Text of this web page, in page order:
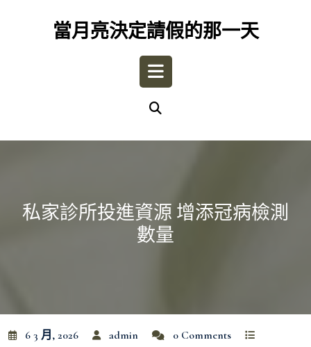
當月亮決定請假的那一天
Open
私家診所投進資源 增添冠病檢測
數量
6 3 月, 2026 admin
0 Comments